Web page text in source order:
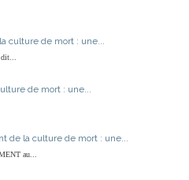
culture de mort : une...
dit...
de mort : une...
de la culture de mort : une...
au...